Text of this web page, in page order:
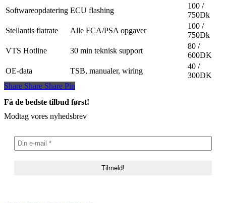
Softwareopdatering ECU flashing
100 /
750Dk
Stellantis flatrate
Alle FCA/PSA opgaver
100 /
750Dk
VTS Hotline
30 min teknisk support
80 /
600DK
OE-data
TSB, manualer, wiring
40 /
300DK
Share
Share Share Share Pin
Få de bedste tilbud først!
Modtag vores nyhedsbrev